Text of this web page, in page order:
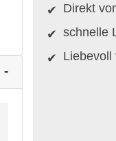
Direkt
schnelle
Liebevoll